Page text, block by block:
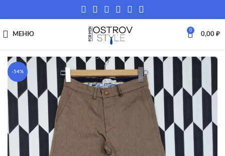
МЕНЮ
0
0,00 ₽
-54%